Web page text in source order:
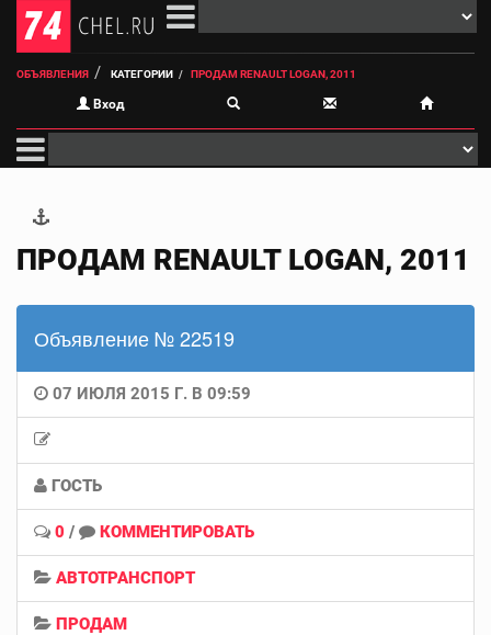
ОБЪЯВЛЕНИЯ КАТЕГОРИИ ПРОДАМ RENAULT LOGAN, 2011
Вход
ПРОДАМ RENAULT LOGAN, 2011
Объявление № 22519
07 ИЮЛЯ 2015 Г. В 09:59
ГОСТЬ
0 / КОММЕНТИРОВАТЬ
АВТОТРАНСПОРТ
ПРОДАМ